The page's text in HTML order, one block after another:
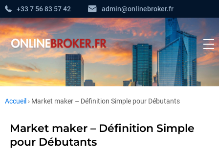
+33 7 56 83 57 42 admin@onlinebroker.fr
Accueil › Market maker – Définition Simple pour Débutants
Market maker – Définition Simple
pour Débutants